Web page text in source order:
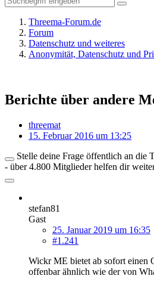
Threema-Forum.de
Forum
Datenschutz und weiteres
Anonymität, Datenschutz und
Berichte über andere
threemat
15. Februar 2016 um 13:25
Stelle deine Frage öffentlich an die
- über 4.800 Mitglieder helfen dir
stefan81
Gast
25. Januar 2019 um 16:35
#1.241
Wickr ME bietet ab sofort einen
offenbar ähnlich wie der von